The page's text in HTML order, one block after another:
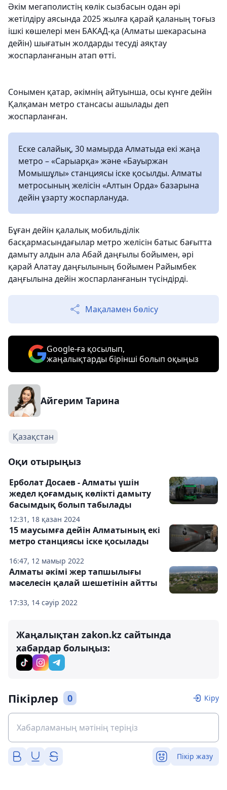
Әкім мегаполистің көлік сызбасын одан әрі
жетілдіру аясында 2025 жылға қарай қаланың тоғыз
ішкі көшелері мен БАКАД-қа (Алматы шекарасына
дейін) шығатын жолдарды тесуді аяқтау
жоспарланғанын атап өтті.
Сонымен қатар, әкімнің айтуынша, осы күнге дейін
Қалқаман метро стансасы ашылады деп
жоспарланған.
Еске салайық, 30 мамырда Алматыда екі жаңа
метро – «Сарыарқа» және «Бауыржан
Момышұлы» станциясы іске қосылды. Алматы
метросының желісін «Алтын Орда» базарына
дейін ұзарту жоспарлануда.
Бұған дейін қалалық мобильділік
басқармасындағылар метро желісін батыс бағытта
дамыту алдын ала Абай даңғылы бойымен, әрі
қарай Алатау даңғылының бойымен Райымбек
даңғылына дейін жоспарланғанын түсіндірді.
Мақаламен бөлісу
Google-ға қосылып,
жаңалықтарды бірінші болып оқыңыз
Айгерим Тарина
Қазақстан
Оқи отырыңыз
12:31, 18 қазан 2024
Ерболат Досаев - Алматы үшін
жедел қоғамдық көлікті дамыту
басымдық болып табылады
16:47, 12 мамыр 2022
15 маусымға дейін Алматының екі
метро станциясы іске қосылады
17:33, 14 сәуір 2022
Алматы әкімі жер тапшылығы
мәселесін қалай шешетінін айтты
Жаңалықтан zakon.kz сайтында
хабардар болыңыз:
Пікірлер 0 Кіру
Пікір жазу